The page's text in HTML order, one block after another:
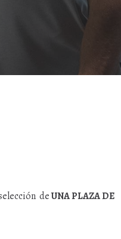
deUNA PLAZA DE